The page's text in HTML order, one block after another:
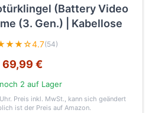
(Battery Video
(3. Gen.) | Kabellose
4.7(54)
69,99 €
2 auf Lager
. Preis inkl. MwSt., kann sich geändert
ist der Preis auf Amazon.